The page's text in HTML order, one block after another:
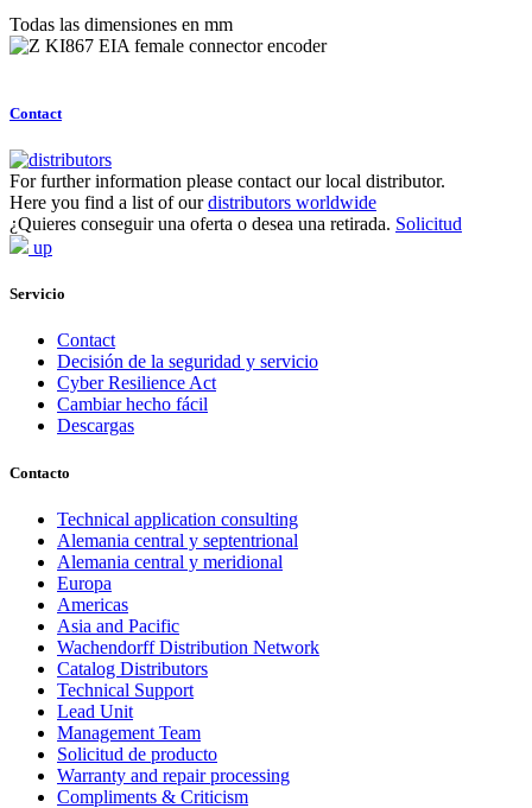
Todas las dimensiones en mm
Contact
For further information please contact our local distributor.
Here you find a list of ourdistributors worldwide
¿Quieres conseguir una oferta o desea una retirada. Solicitud
up
Servicio
Contact
Decisión de la seguridad y servicio
Cyber Resilience Act
Cambiar hecho fácil
Descargas
Contacto
Technical application consulting
Alemania central y septentrional
Alemania central y meridional
Europa
Americas
Asia and Pacific
Wachendorff Distribution Network
Catalog Distributors
Technical Support
Lead Unit
Management Team
Solicitud de producto
Warranty and repair processing
Compliments & Criticism